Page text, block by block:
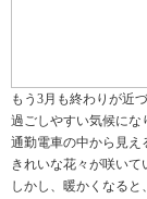
もう3月も終わりが近
過ごしやすい気候にな
通勤電車の中から見え
きれいな花々が咲いて
しかし、暖かくなる